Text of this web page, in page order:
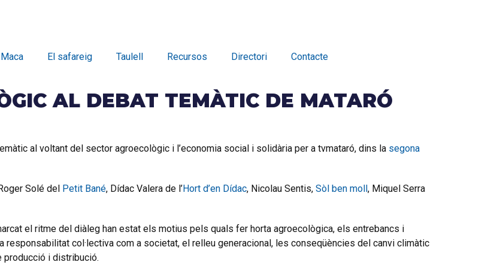
El safareig Taulell Recursos Directori Contacte
AL DEBAT TEMÀTIC DE MATARÓ
al voltant del sector agroecològic i l’economia social i solidària per a tvmataró, dins la segona
Solé del Petit Bané, Dídac Valera de l’Hort d’en Dídac, Nicolau Sentis, Sòl ben moll , Miquel Serra
el ritme del diàleg han estat els motius pels quals fer horta agroecològica, els entrebancs i
responsabilitat col·lectiva com a societat, el relleu generacional, les conseqüències del canvi climàtic
i distribució.